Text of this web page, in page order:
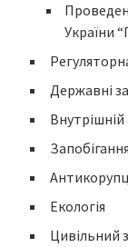
України
Державні
Внутрішній
Екологія
Цивільний